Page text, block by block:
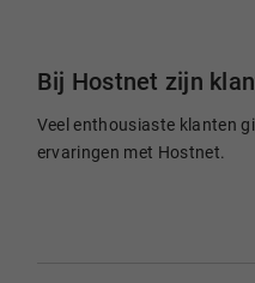
Bij Hostnet zijn
Veel enthousiaste klanten
ervaringen met Hostnet.